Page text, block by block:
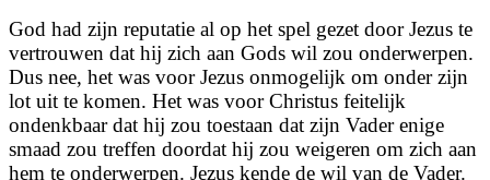
God had zijn reputatie al op het spel gezet door Jezus te
vertrouwen dat hij zich aan Gods wil zou onderwerpen.
Dus nee, het was voor Jezus onmogelijk om onder zijn
lot uit te komen. Het was voor Christus feitelijk
ondenkbaar dat hij zou toestaan dat zijn Vader enige
smaad zou treffen doordat hij zou weigeren om zich aan
hem te onderwerpen. Jezus kende de wil van de Vader.